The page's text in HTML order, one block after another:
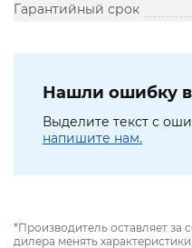
Гарантийный срок
Нашли ошибку
Выделите текст с
напишите нам.
*Производитель оставляет за
дилера менять